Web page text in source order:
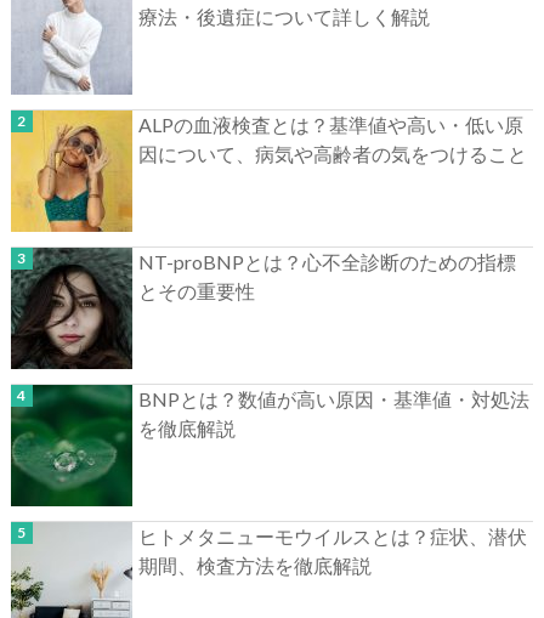
療法・後遺症について詳しく解説
ALPの血液検査とは？基準値や高い・低い原
因について、病気や高齢者の気をつけること
NT-proBNPとは？心不全診断のための指標
とその重要性
BNPとは？数値が高い原因・基準値・対処法
を徹底解説
ヒトメタニューモウイルスとは？症状、潜伏
期間、検査方法を徹底解説